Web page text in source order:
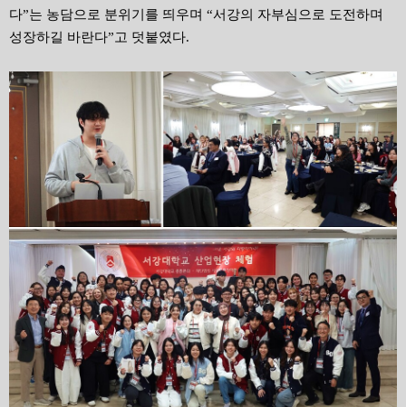
다”는 농담으로 분위기를 띄우며 “서강의 자부심으로 도전하며
성장하길 바란다”고 덧붙였다.